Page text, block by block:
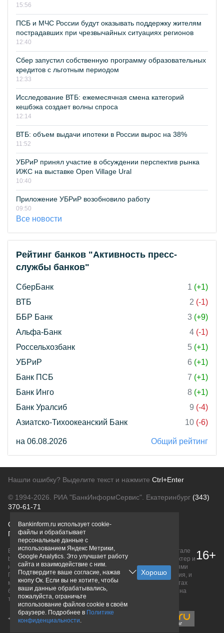
15:56
ПСБ и МЧС России будут оказывать поддержку жителям
пострадавших при чрезвычайных ситуациях регионов
12:40
Сбер запустил собственную программу образовательных
кредитов с льготным периодом
12:33
Исследование ВТБ: ежемесячная смена категорий
кешбэка создает волны спроса
12:14
ВТБ: объем выдачи ипотеки в России вырос на 38%
11:52
УБРиР принял участие в обсуждении перспектив рынка
ИЖС на выставке Open Village Ural
10:40
Приложение УБРиР возобновило работу
09:50
Все новости
Рейтинг банков "Активность пресс-
службы банков"
СберБанк 1 (+1)
ВТБ
2 (-1)
ББР Банк
3 (+9)
Альфа-Банк
4 (-1)
Россельхозбанк
5 (+1)
УБРиР
6 (+1)
Банк ПСБ
7 (+1)
Банк Инго
8 (+1)
Банк Уралсиб
9 (-4)
Азиатско-Тихоокеанский Банк
10 (-6)
на 06.08.2026 Общий рейтинг
Нашли ошибку? Выделите текст и нажмите Ctrl+Enter
© 1994-2026. РИА "БанкИнформСервис". Екатеринбург (343)
370-61-71
О проектеПолитика конфиденциальности
Правовая информацияДля рекламодателей
Вся информация о продуктах банков, размещенная на портале
bankinform.ru, носит исключительно ознакомительный характер и
не является публичной офертой, определяемой положениями
ГК РФ. Информация не содержит точного и полного описания, и
может быть изменена. Конечные условия уточняйте на сайтах
банков или при личном обращении. Исключительное право на
товарные знаки принадлежит их правообладателям.
16+
Bankinform.ru использует cookie-
файлы и обрабатывает
персональные данные с
использованием Яндекс Метрики,
Google Analytics. Это улучшает работу
сайта и взаимодействие с ним.
Подтвердите ваше согласие, нажав
кнопу Ок. Если вы не хотите, чтобы
ваши данные обрабатывались,
пожалуйста, ограничьте
использование файлов cookie в своём
браузере. Подробнее в Политике
конфиденциальности.